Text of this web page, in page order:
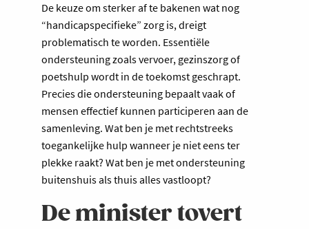
De keuze om sterker af te bakenen wat nog
“handicapspecifieke” zorg is, dreigt
problematisch te worden. Essentiële
ondersteuning zoals vervoer, gezinszorg of
poetshulp wordt in de toekomst geschrapt.
Precies die ondersteuning bepaalt vaak of
mensen effectief kunnen participeren aan de
samenleving. Wat ben je met rechtstreeks
toegankelijke hulp wanneer je niet eens ter
plekke raakt? Wat ben je met ondersteuning
buitenshuis als thuis alles vastloopt?
De minister tovert